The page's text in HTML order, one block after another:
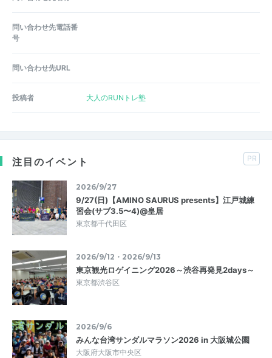
問い合わせ先電話番
号
問い合わせ先URL
投稿者 大人のRUNトレ塾
注目のイベント PR
2026/9/27
9/27(日)【AMINO SAURUS presents】江戸城練
習会(サブ3.5〜4)@皇居
東京都千代田区
2026/9/12・2026/9/13
東京観光ロゲイニング2026～渋谷再発見2days～
東京都渋谷区
2026/9/6
みんな台湾サンダルマラソン2026 in 大阪城公園
大阪府大阪市中央区